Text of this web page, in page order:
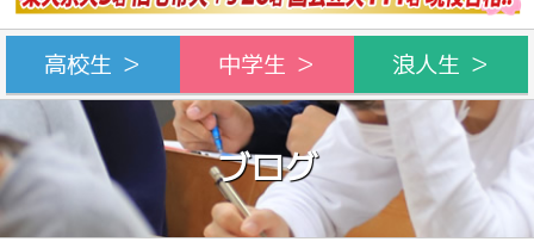
高校生 ＞ 中学生 ＞ 浪人生 ＞
ブログ